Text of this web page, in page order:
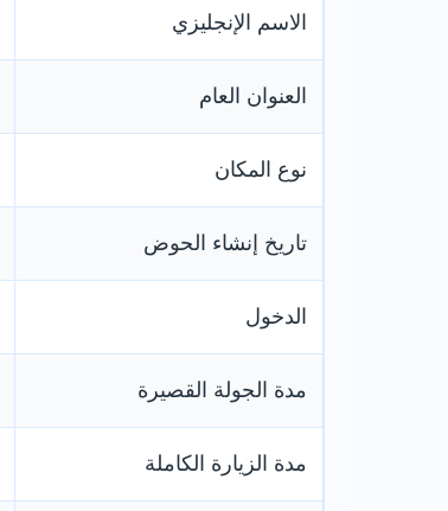
الاسم الإنجليزي
العنوان العام
نوع المكان
تاريخ إنشاء الحوض
الدخول
مدة الجولة القصيرة
مدة الزيارة الكاملة